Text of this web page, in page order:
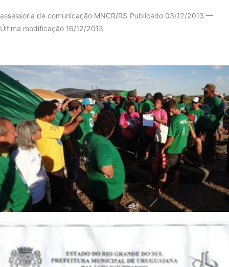
assessoria de comunicação MNCR/RS Publicado 03/12/2013 —
Última modificação 16/12/2013